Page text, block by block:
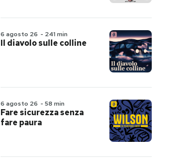
6 agosto 26 - 241 min
Il diavolo sulle colline
6 agosto 26 - 58 min
Fare sicurezza senza
fare paura